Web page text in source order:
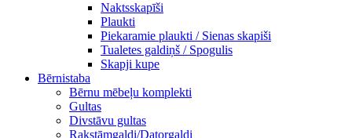
Naktsskapīši
Plaukti
Piekaramie plaukti / Sienas skapiši
Tualetes galdiņš / Spogulis
Skapji kupe
Bērnistaba
Bērnu mēbeļu komplekti
Gultas
Divstāvu gultas
Rakstāmgaldi/Datorgaldi